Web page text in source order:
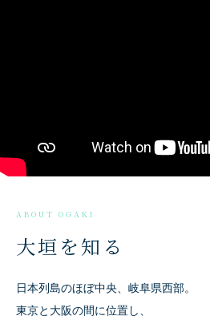
大垣を知る
日本列島のほぼ中央、岐阜県西部。
東京と大阪の間に位置し、